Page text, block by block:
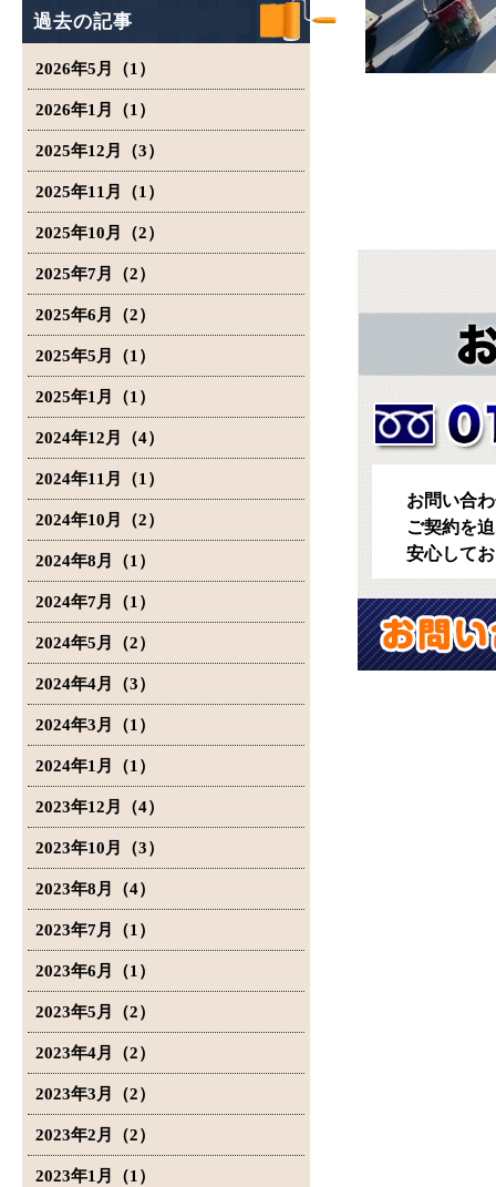
過去の記事
2026年5月（1）
2026年1月（1）
2025年12月（3）
2025年11月（1）
2025年10月（2）
2025年7月（2）
2025年6月（2）
2025年5月（1）
2025年1月（1）
2024年12月（4）
2024年11月（1）
2024年10月（2）
2024年8月（1）
2024年7月（1）
2024年5月（2）
2024年4月（3）
2024年3月（1）
2024年1月（1）
2023年12月（4）
2023年10月（3）
2023年8月（4）
2023年7月（1）
2023年6月（1）
2023年5月（2）
2023年4月（2）
2023年3月（2）
2023年2月（2）
2023年1月（1）
お問い合
ご契約を
安心して